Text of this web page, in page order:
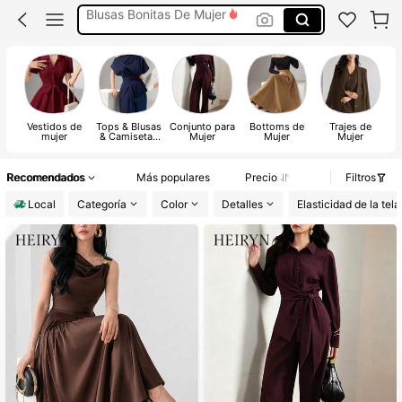
Conjunto De Dos Piezas Mujer
Vestidos De Mujer
Vestidos Elegantes De Mujer
Vestidos de
mujer
Tops & Blusas
& Camisetas
Conjunto para
Mujer
Bottoms de
Mujer
Trajes de
Mujer
Recomendados Más populares Precio
Filtros
Local
Categoría Color Detalles Elasticidad de la tela